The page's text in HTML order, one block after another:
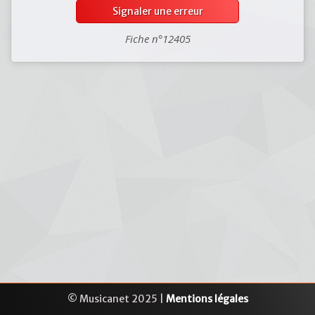
Signaler une erreur
Fiche n°12405
© Musicanet 2025 | Mentions légales